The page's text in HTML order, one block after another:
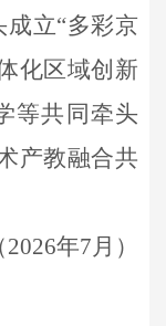
成立“多彩京
化区域创新
等共同牵头
产教融合共
2026年7月 ）